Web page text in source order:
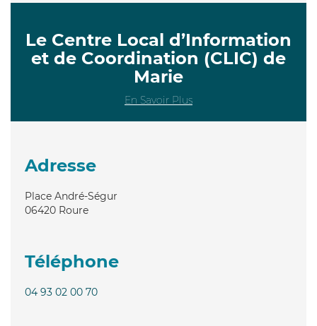
Le Centre Local d’Information
et de Coordination (CLIC) de
Marie
En Savoir Plus
Adresse
Place André-Ségur
06420 Roure
Téléphone
04 93 02 00 70